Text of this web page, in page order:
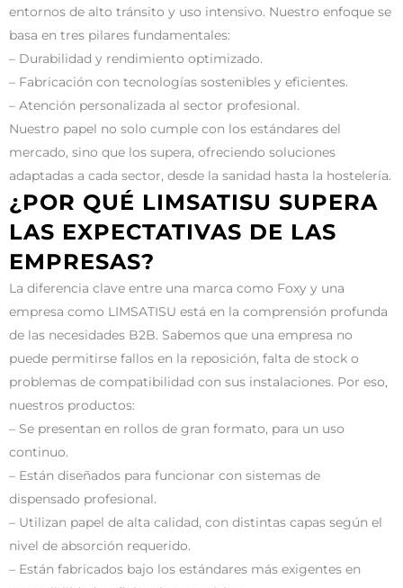
entornos de alto tránsito y uso intensivo. Nuestro enfoque se
basa en tres pilares fundamentales:
– Durabilidad y rendimiento optimizado.
– Fabricación con tecnologías sostenibles y eficientes.
– Atención personalizada al sector profesional.
Nuestro papel no solo cumple con los estándares del
mercado, sino que los supera, ofreciendo soluciones
adaptadas a cada sector, desde la sanidad hasta la hostelería.
¿POR QUÉ LIMSATISU SUPERA
LAS EXPECTATIVAS DE LAS
EMPRESAS?
La diferencia clave entre una marca como Foxy y una
empresa como LIMSATISU está en la comprensión profunda
de las necesidades B2B. Sabemos que una empresa no
puede permitirse fallos en la reposición, falta de stock o
problemas de compatibilidad con sus instalaciones. Por eso,
nuestros productos:
– Se presentan en rollos de gran formato, para un uso
continuo.
– Están diseñados para funcionar con sistemas de
dispensado profesional.
– Utilizan papel de alta calidad, con distintas capas según el
nivel de absorción requerido.
– Están fabricados bajo los estándares más exigentes en